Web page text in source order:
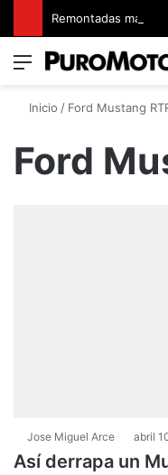
Menú
Inicio / Ford Mustang
Ford
Jose Miguel Arce abril
Así derrapa un